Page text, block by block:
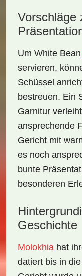
Vorschläge
Um White Bean
servieren,
Schüssel
bestreuen. Ein
Garnitur
ansprechende
Gericht mit
es noch
bunte
besonderen
Geschichte
Molokhiahat
datiert bis in